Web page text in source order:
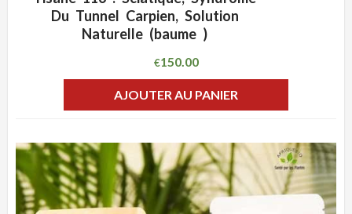
ADD WISHLIST
Du Tunnel Carpien, Solution
Naturelle (baume )
€150.00
AJOUTER AU PANIER